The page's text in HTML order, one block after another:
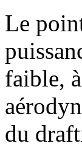
Le
faible,
du